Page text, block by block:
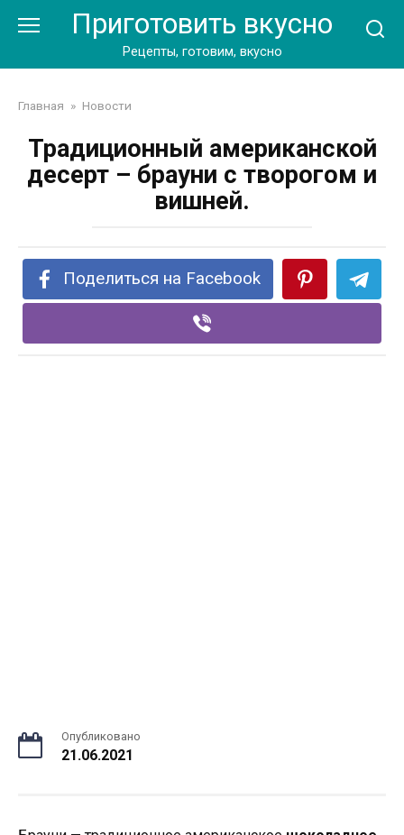
Приготовить вкусно
Рецепты, готовим, вкусно
Главная » Новости
Традиционный американской
десерт – брауни с творогом и
вишней.
Поделиться на Facebook
Опубликовано
21.06.2021